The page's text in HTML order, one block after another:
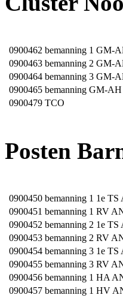
0900462 bemanning 1 GM-
0900463 bemanning 2 GM-
0900464 bemanning 3 GM-
0900465 bemanning GM-
0900479 TCO
Posten
0900450 bemanning 1 1e
0900451 bemanning 1 RV
0900452 bemanning 2 1e
0900453 bemanning 2 RV
0900454 bemanning 3 1e
0900455 bemanning 3 RV
0900456 bemanning 1 HA
0900457 bemanning 1 HV